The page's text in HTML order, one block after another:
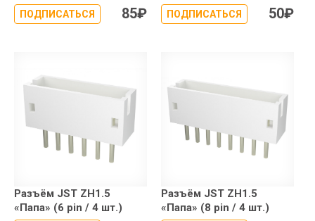
ПОДПИСАТЬСЯ 85₽ ПОДПИСАТЬСЯ 50₽
Разъём JST ZH1.5
«Папа» (6 pin / 4 шт.)
Разъём JST ZH1.5
«Папа» (8 pin / 4 шт.)